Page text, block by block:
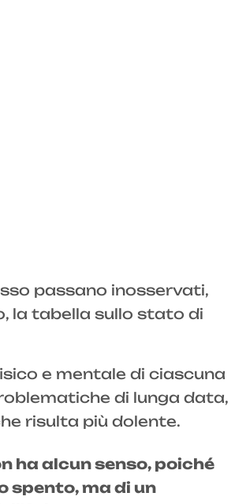
passano inosservati,
la tabella sullo stato di
e mentale di ciascuna
di lunga data,
risulta più dolente.
ha alcun senso, poiché
spento, ma di un